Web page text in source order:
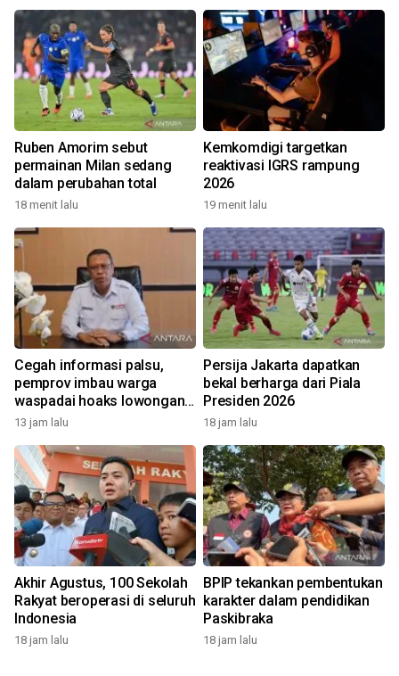
Ruben Amorim sebut
permainan Milan sedang
dalam perubahan total
18 menit lalu
Kemkomdigi targetkan
reaktivasi IGRS rampung
2026
19 menit lalu
Cegah informasi palsu,
pemprov imbau warga
waspadai hoaks lowongan
kerja Blok Masela
13 jam lalu
Persija Jakarta dapatkan
bekal berharga dari Piala
Presiden 2026
18 jam lalu
Akhir Agustus, 100 Sekolah
Rakyat beroperasi di seluruh
Indonesia
18 jam lalu
BPIP tekankan pembentukan
karakter dalam pendidikan
Paskibraka
18 jam lalu